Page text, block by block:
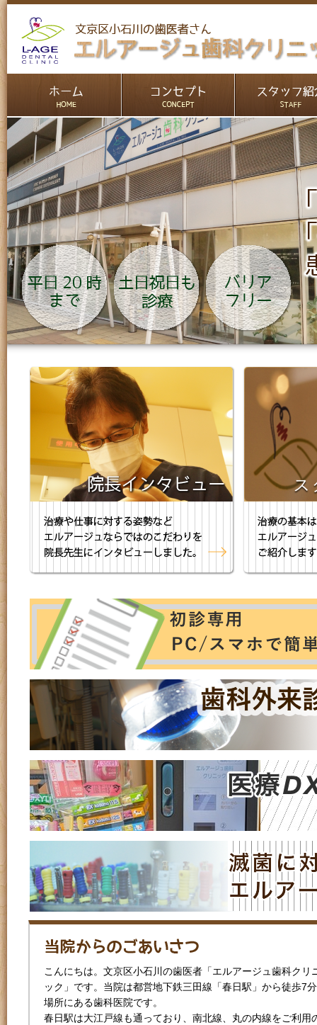
こんにちは。文京区小石川の歯医者「エルアージュ歯科クリ
ック」です。当院は都営地下鉄三田線「春日駅」から徒歩7
場所にある歯科医院です。
春日駅は大江戸線も通っており、南北線、丸の内線をご利用